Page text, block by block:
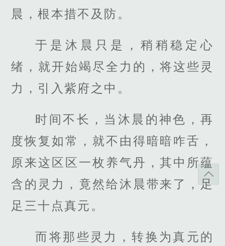
晨，根本措不及防。
于是沐晨只是，稍稍稳定心
绪，就开始竭尽全力的，将这些灵
力，引入紫府之中。
时间不长，当沐晨的神色，再
度恢复如常，就不由得暗暗咋舌，
原来这区区一枚养气丹，其中所蕴
含的灵力，竟然给沐晨带来了，足
足三十点真元。
而将那些灵力，转换为真元的